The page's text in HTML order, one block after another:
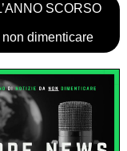
SCORSO
dimenticare